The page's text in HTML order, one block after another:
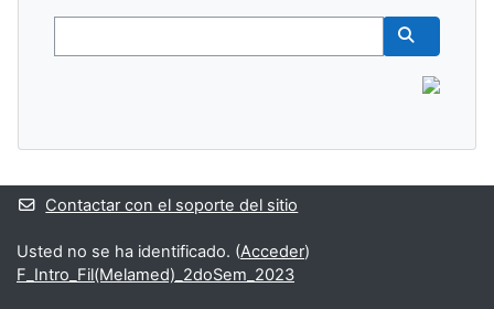
Buscar
Contactar con el soporte del sitio
Usted no se ha identificado. (Acceder)
F_Intro_Fil(Melamed)_2doSem_2023